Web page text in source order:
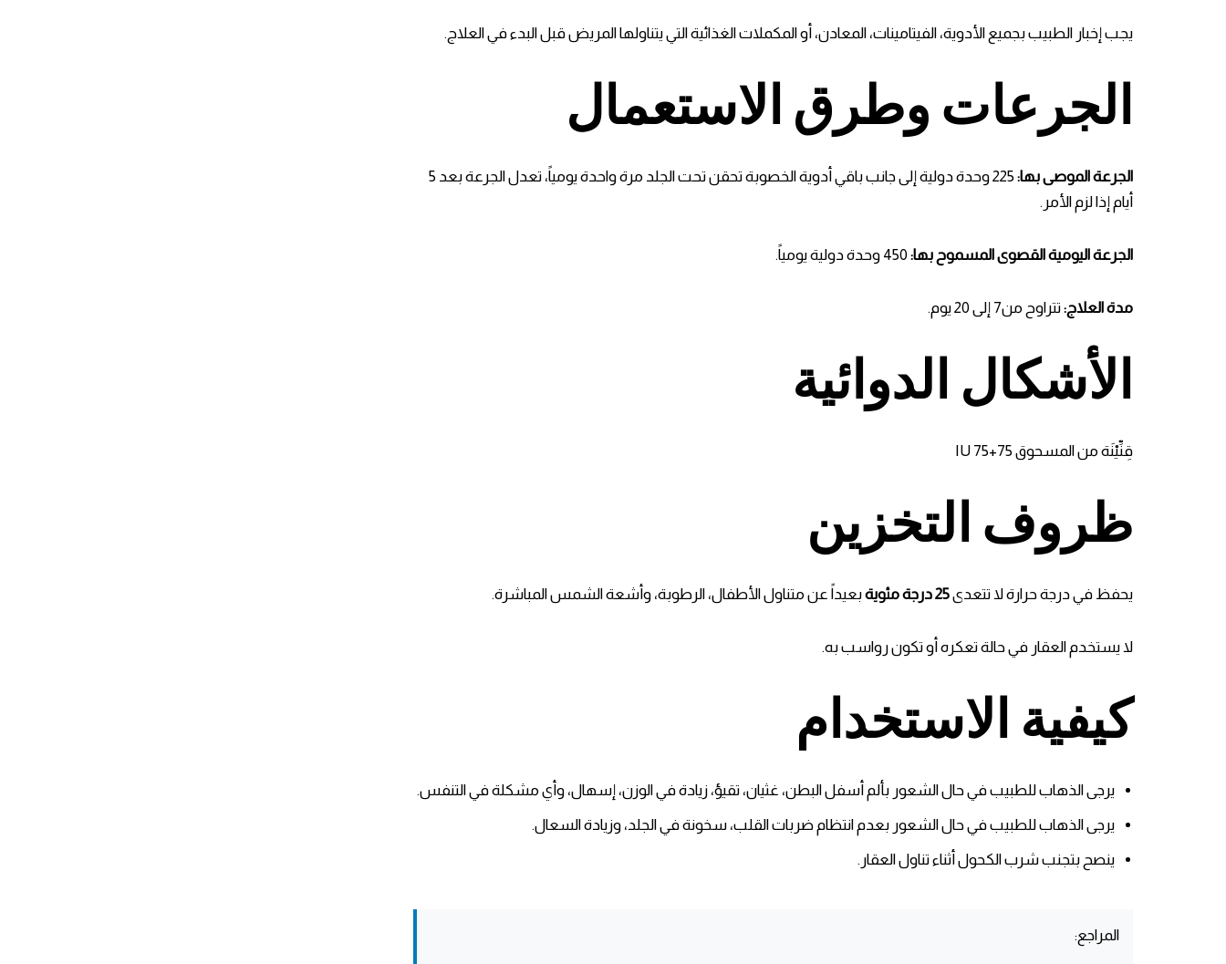
يجب إخبار الطبيب بجميع الأدوية، الفيتامينات، المعادن، أو المكملات الغذائية التي يتناولها المريض قبل البدء في العلاج.
الجرعات وطرق الاستعمال
الجرعة الموصى بها:
225 وحدة دولية إلى جانب باقي أدوية الخصوبة تحقن تحت الجلد مرة واحدة يومياً، تعدل الجرعة بعد 5
أيام إذا لزم الأمر.
الجرعة اليومية القصوى المسموح بها:450 وحدة دولية يومياً.
مدة العلاج:تتراوح من7 إلى 20 يوم.
الأشكال الدوائية
قِنِّيْنَة من المسحوق 75+75 IU
ظروف التخزين
يحفظ في درجة حرارة لا تتعدى بعيداً عن متناول الأطفال، الرطوبة، وأشعة الشمس المباشرة.
لا يستخدم العقار في حالة تعكره أو تكون رواسب به.
كيفية الاستخدام
يرجى الذهاب للطبيب في حال الشعور بألم أسفل البطن، غثيان، تقيؤ، زيادة في الوزن، إسهال، وأي مشكلة في التنفس.
يرجى الذهاب للطبيب في حال الشعور بعدم انتظام ضربات القلب، سخونة في الجلد، وزيادة السعال.
ينصح بتجنب شرب الكحول أثناء تناول العقار.
المراجع: